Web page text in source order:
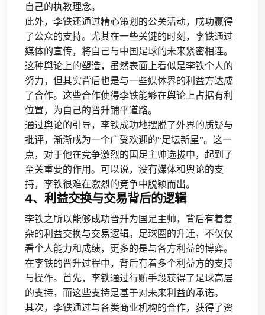
自己的执教理念。
此外，李铁还通过精心策划的公关活动，成功赢得
了公众的支持。尤其在一些关键的时刻，李铁通过
媒体的宣传，将自己与中国足球的未来紧密相连。
这种舆论上的塑造，虽然表面上看似是李铁个人的
努力，但其实背后也是与一些媒体界的利益方达成
了合作。这些合作使得李铁能够在舆论上占据有利
位置，为自己的晋升铺平道路。
通过舆论的引导，李铁成功地摆脱了外界的质疑与
批评，渐渐成为一个广受欢迎的“足坛新星”。这一
点，对于他在竞争激烈的国足主帅选拔中，起到了
至关重要的作用。可以说，没有媒体和舆论的支
持，李铁很难在激烈的竞争中脱颖而出。
4、利益交换与交易背后的逻辑
李铁之所以能够成功晋升为国足主帅，背后有着复
杂的利益交换与交易逻辑。足球圈的升迁，不仅仅
看个人能力和成绩，更多的是与各方利益的博弈。
在李铁的晋升过程中，背后有着多个利益方的支持
与操作。首先，李铁通过行贿手段获得了足球高层
的支持，而这些支持是基于对未来利益的承诺。
其次，李铁通过与各类商业机构的合作，获得了资